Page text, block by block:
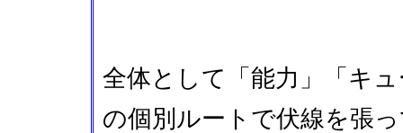
全体として「能力」「キ
の個別ルートで伏線を張